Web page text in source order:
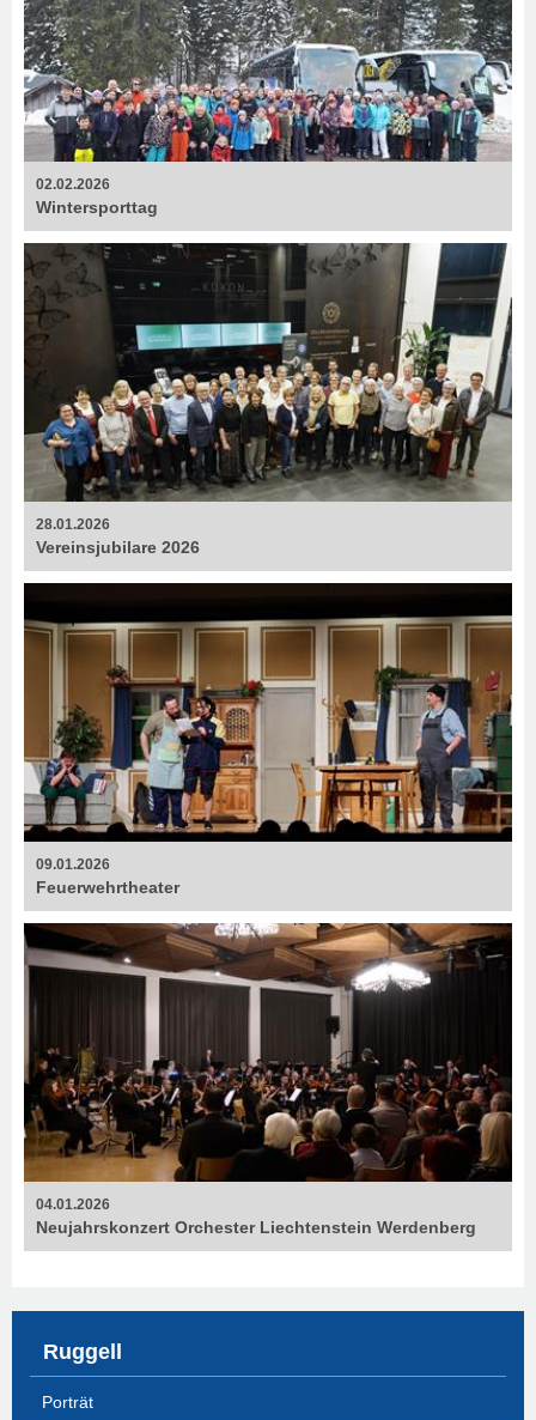
02.02.2026
Wintersporttag
28.01.2026
Vereinsjubilare 2026
09.01.2026
Feuerweh­rtheater
04.01.2026
Neujahrskonzert Orchester Liechtenstein Werdenberg
Ruggell
Porträt